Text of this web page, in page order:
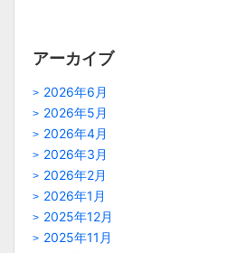
アーカイブ
2026年6月
2026年5月
2026年4月
2026年3月
2026年2月
2026年1月
2025年12月
2025年11月